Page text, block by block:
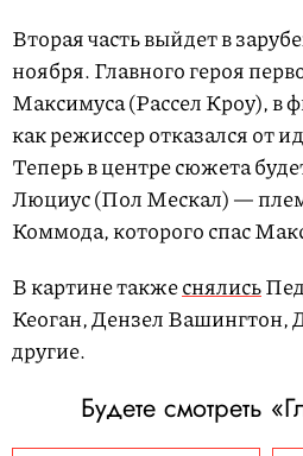
Вторая часть выйдет в
ноября. Главного героя
Максимуса (Рассел Кроу), в
как режиссер отказался от
Теперь в центре сюжета
Люциус (Пол Мескал) —
Коммода, которого спас
В картине такжеснялись
Кеоган, Дензел Вашингтон,
другие.
Будете смотреть